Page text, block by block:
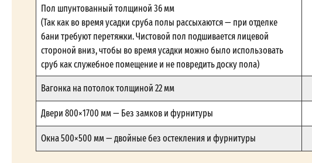
Пол шпунтованный толщиной 36 мм
(Так как во время усадки сруба полы рассыхаются — при отделке
бани требуют перетяжки. Чистовой пол подшивается лицевой
стороной вниз, чтобы во время усадки можно было использовать
сруб как служебное помещение и не повредить доску пола)
Вагонка на потолок толщиной 22 мм
Двери 800×1700 мм — Без замков и фурнитуры
Окна 500×500 мм — двойные без остекления и фурнитуры